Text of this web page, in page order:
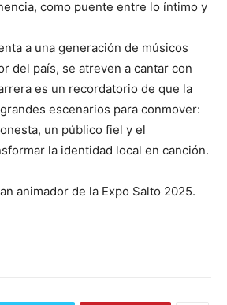
como puente entre lo íntimo y
a una generación de músicos
del país, se atreven a cantar con
es un recordatorio de que la
escenarios para conmover:
un público fiel y el
la identidad local en canción.
animador de la Expo Salto 2025.